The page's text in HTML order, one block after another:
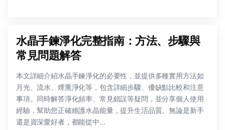
水晶手鍊淨化完整指南：方法、步驟與
常見問題解答
本文詳細介紹水晶手鍊淨化的必要性，並提供多種實用方法如
月光、流水、煙熏淨化等，包含詳細步驟、優缺點比較和注意
事項。同時解答淨化頻率、常見錯誤等疑問，並分享個人使用
經驗，幫助您正確維護水晶能量，提升生活品質。無論是新手
還是資深愛好者，都能從中...